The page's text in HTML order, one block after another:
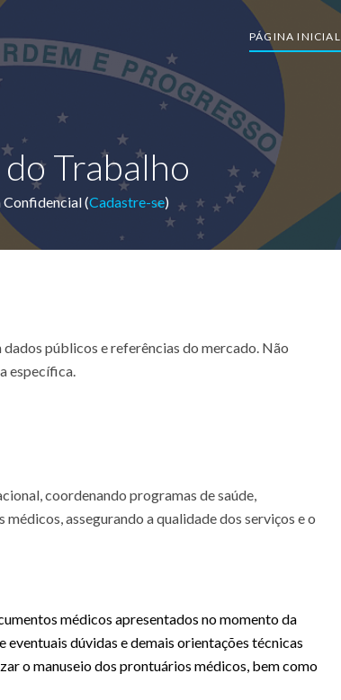
PÁGINA INICIAL
Trabalho
Confidencial (Cadastre-se)
públicos e referências do mercado. Não
específica.
coordenando programas de saúde,
assegurando a qualidade dos serviços e o
médicos apresentados no momento da
dúvidas e demais orientações técnicas
o manuseio dos prontuários médicos, bem como